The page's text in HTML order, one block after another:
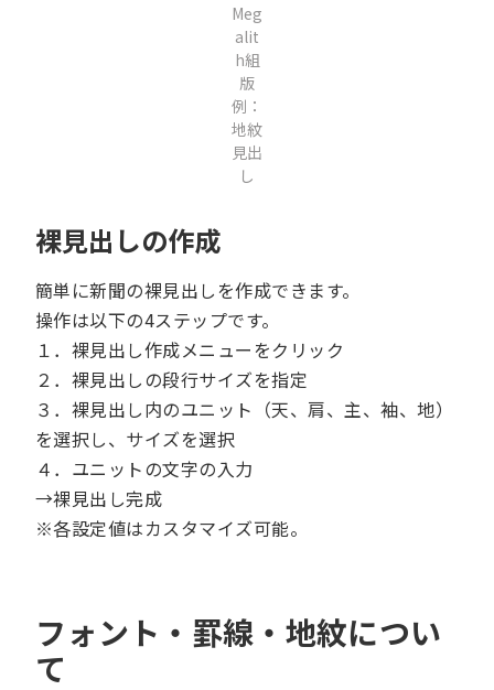
Meg
alit
h組
版
例：
地紋
見出
し
裸見出しの作成
簡単に新聞の裸見出しを作成できます。
操作は以下の4ステップです。
１．裸見出し作成メニューをクリック
２．裸見出しの段行サイズを指定
３．裸見出し内のユニット（天、肩、主、袖、地）
を選択し、サイズを選択
４．ユニットの文字の入力
→裸見出し完成
※各設定値はカスタマイズ可能。
フォント・罫線・地紋につい
て